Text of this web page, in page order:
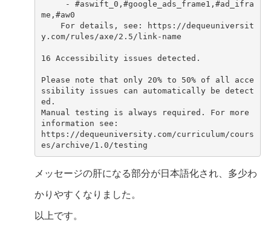
me,#aw0
y.com/rules/axe/2.5/link-name
16 Accessibility issues detected.
Please note that only 20% to 50% of all acce
ssibility issues can automatically be detect
ed.
Manual testing is always required. For more
information see:
https://dequeuniversity.com/curriculum/cours
es/archive/1.0/testing
メッセージの肝になる部分が日本語化され、多少わ
かりやすくなりました。
以上です。